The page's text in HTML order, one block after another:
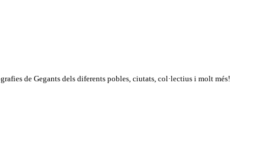
de Gegants dels diferents pobles, ciutats, col·lectius i molt més!